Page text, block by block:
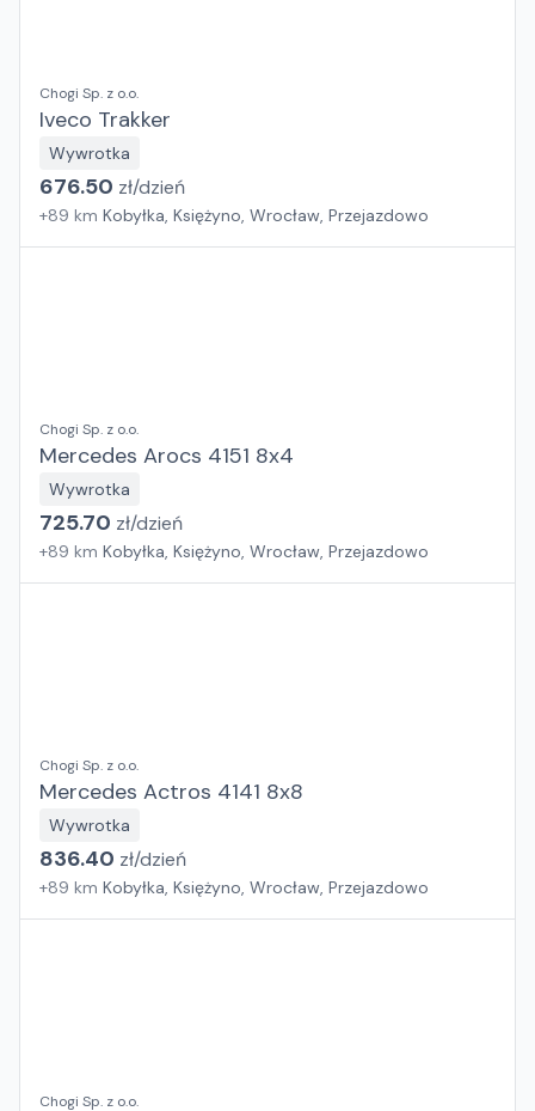
Chogi Sp. z o.o.
Iveco Trakker
Wywrotka
676.50 zł/dzień
+89 km Kobyłka, Księżyno, Wrocław, Przejazdowo
Chogi Sp. z o.o.
Mercedes Arocs 4151 8x4
Wywrotka
725.70 zł/dzień
+89 km Kobyłka, Księżyno, Wrocław, Przejazdowo
Chogi Sp. z o.o.
Mercedes Actros 4141 8x8
Wywrotka
836.40 zł/dzień
+89 km Kobyłka, Księżyno, Wrocław, Przejazdowo
Chogi Sp. z o.o.